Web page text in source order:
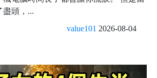
盡頭，...
value101 2026-08-04